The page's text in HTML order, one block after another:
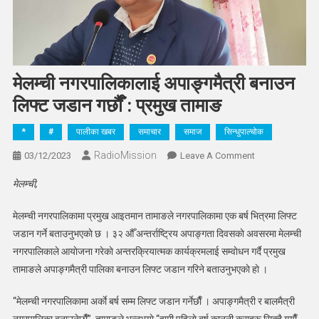
मेलम्ची नगरपालिकालाई अपाङ्गमैत्री बनाउन
लिफ्ट जडान गर्छाैँ : प्रमुख तामाङ
* # पालीका खबर समाचार समाज सिन्धुपाल्चोक
03/12/2023 RadioMission Leave A CommentOn
बनाउन
लिफ्ट
जडान
गर्छाैँ
प्रमुख
मेलम्ची,
मेलम्ची नगरपालिकामा प्रमुख आइतमान तामाङले नगरपालिकामा एक बर्ष भित्रमा लिफ्ट
जडान गर्ने बताउनुभएकाे छ । ३२ औँ अन्तर्राष्ट्रिय अपाङ्गता दिवसकाे अवसरमा मेलम्ची
नगरपालिकाले आयाेजना गरेकाे अन्तरक्रियात्मक कार्यक्रमलाई सम्वाेधन गर्दै प्रमुख
तामाङले अपाङ्गमैत्री पालिका बनाउन लिफ्ट जडान गरिने बताउनुभएकाे हाे ।
“मेलम्ची नगरपालिकामा अर्काे बर्ष सम्म लिफ्ट जडान गर्नेछाैँ । अपाङ्गमैत्री र बालमैत्री